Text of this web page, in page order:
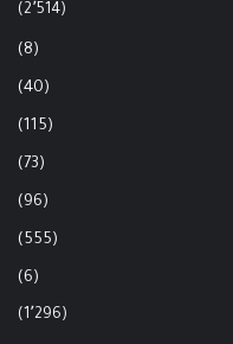
(2٬514)
(8)
(40)
(115)
(73)
(96)
(555)
(6)
(1٬296)